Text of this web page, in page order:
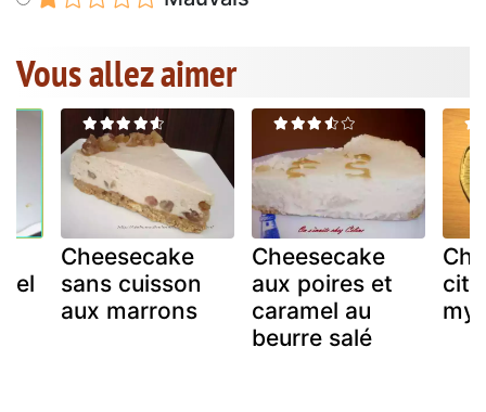
Vous allez aimer
Cheesecake
sans cuisson
aux marrons
Cheesecake
aux poires et
caramel au
beurre salé